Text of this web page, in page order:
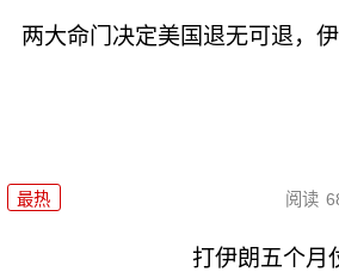
两大命门决定美国退无可退，
最热 阅读
打伊朗五个月